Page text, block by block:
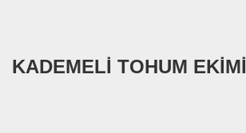
KADEMELİ TOHUM EKİMİ